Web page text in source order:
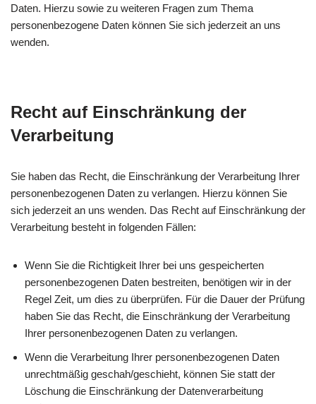
Daten. Hierzu sowie zu weiteren Fragen zum Thema
personenbezogene Daten können Sie sich jederzeit an uns
wenden.
Recht auf Einschränkung der
Verarbeitung
Sie haben das Recht, die Einschränkung der Verarbeitung Ihrer
personenbezogenen Daten zu verlangen. Hierzu können Sie
sich jederzeit an uns wenden. Das Recht auf Einschränkung der
Verarbeitung besteht in folgenden Fällen:
Wenn Sie die Richtigkeit Ihrer bei uns gespeicherten
personenbezogenen Daten bestreiten, benötigen wir in der
Regel Zeit, um dies zu überprüfen. Für die Dauer der Prüfung
haben Sie das Recht, die Einschränkung der Verarbeitung
Ihrer personenbezogenen Daten zu verlangen.
Wenn die Verarbeitung Ihrer personenbezogenen Daten
unrechtmäßig geschah/geschieht, können Sie statt der
Löschung die Einschränkung der Datenverarbeitung